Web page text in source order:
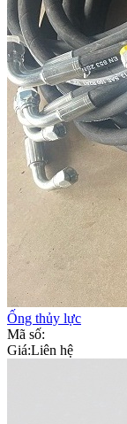
Ống thủy lực
Mã số:
Giá:Liên hệ